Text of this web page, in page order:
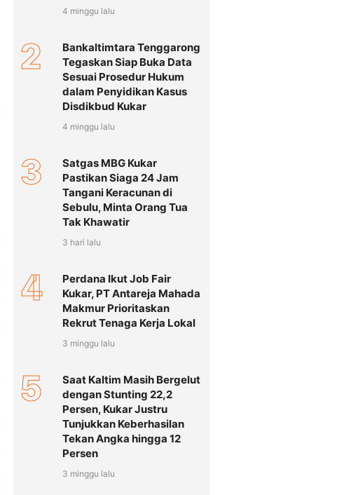
4 minggu lalu
2
Bankaltimtara Tenggarong
Tegaskan Siap Buka Data
Sesuai Prosedur Hukum
dalam Penyidikan Kasus
Disdikbud Kukar
4 minggu lalu
3
Satgas MBG Kukar
Pastikan Siaga 24 Jam
Tangani Keracunan di
Sebulu, Minta Orang Tua
Tak Khawatir
3 hari lalu
4
Perdana Ikut Job Fair
Kukar, PT Antareja Mahada
Makmur Prioritaskan
Rekrut Tenaga Kerja Lokal
3 minggu lalu
5
Saat Kaltim Masih Bergelut
dengan Stunting 22,2
Persen, Kukar Justru
Tunjukkan Keberhasilan
Tekan Angka hingga 12
Persen
3 minggu lalu